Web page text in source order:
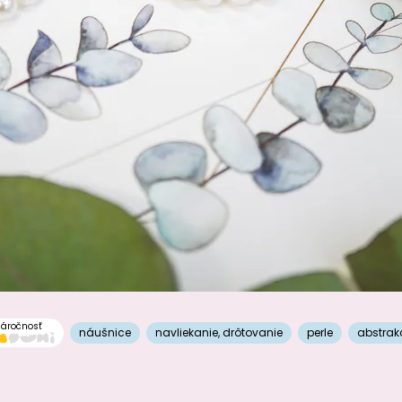
náušnice navliekanie,drôtovanie perle